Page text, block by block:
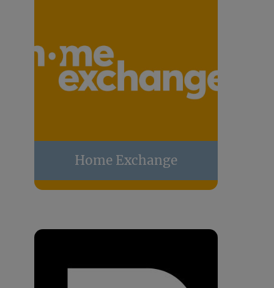
Home Exchange